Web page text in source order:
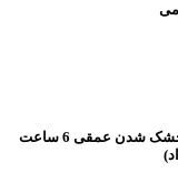
زمان خشک شدن: خشک شدن سطحی 1 ساعت / خشک شدن عمقی 6 ساعت